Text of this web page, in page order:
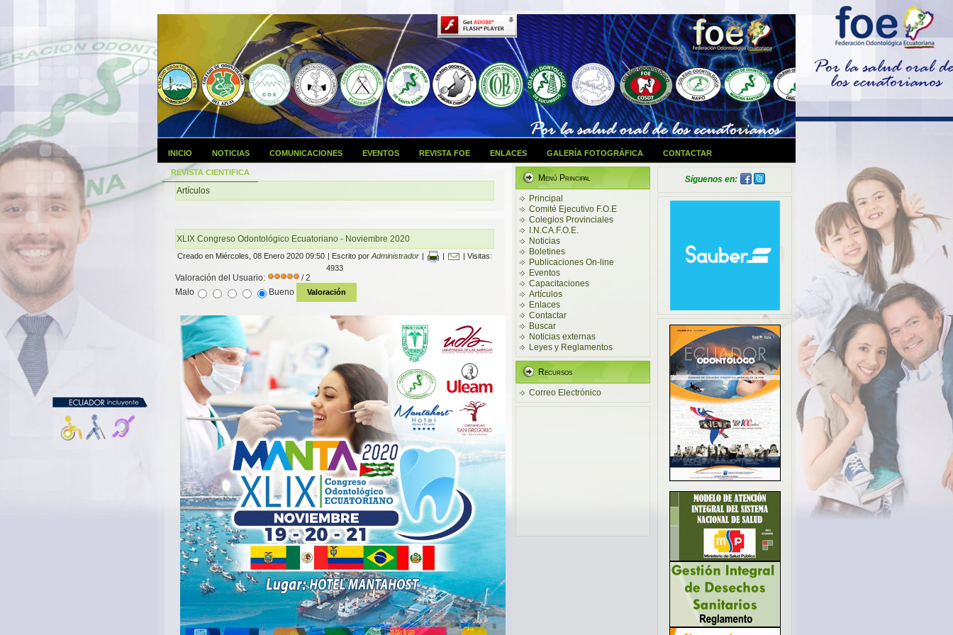
INICIO NOTICIAS COMUNICACIONES EVENTOS REVISTA FOE ENLACES GALERÍA FOTOGRÁFICA CONTACTAR
REVISTA CIENTIFICA
Artículos
XLIX Congreso Odontológico Ecuatoriano - Noviembre 2020
Creado en Miércoles, 08 Enero 2020 09:50 | Escrito por Administrador | |
| Visitas:
4933
Valoración del Usuario:
/ 2
Malo
Bueno
Menú Principal
Principal
Comité Ejecutivo F.O.E
Colegios Provinciales
I.N.CA.F.O.E.
Noticias
Boletines
Publicaciones On-line
Eventos
Capacitaciones
Artículos
Enlaces
Contactar
Buscar
Noticias externas
Leyes y Reglamentos
Recursos
Correo Electrónico
Síguenos en: